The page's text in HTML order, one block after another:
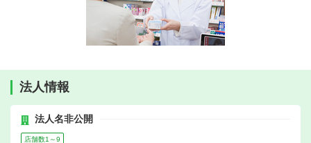
法人情報
法人名非公開
店舗数1～9